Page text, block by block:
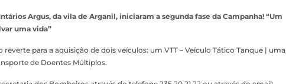
Argus, da vila de Arganil, iniciaram a segunda fase da Campanha! “Um
uma vida”
para a aquisição de dois veículos: um VTT – Veículo Tático Tanque | uma
de Doentes Múltiplos.